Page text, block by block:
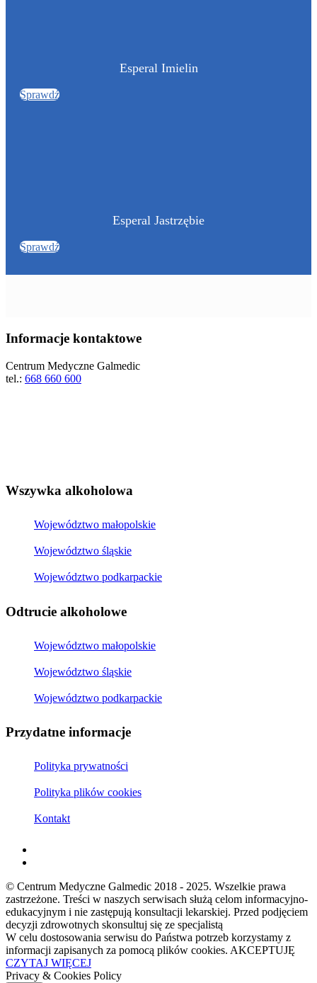
Esperal Imielin
Sprawdź
Esperal Jastrzębie
Sprawdź
Informacje kontaktowe
Centrum Medyczne Galmedic
tel.: 668 660 600
Wszywka alkoholowa
Województwo małopolskie
Województwo śląskie
Województwo podkarpackie
Odtrucie alkoholowe
Województwo małopolskie
Województwo śląskie
Województwo podkarpackie
Przydatne informacje
Polityka prywatności
Polityka plików cookies
Kontakt
© Centrum Medyczne Galmedic 2018 - 2025. Wszelkie prawa
zastrzeżone. Treści w naszych serwisach służą celom informacyjno-
edukacyjnym i nie zastępują konsultacji lekarskiej. Przed podjęciem
decyzji zdrowotnych skonsultuj się ze specjalistą
W celu dostosowania serwisu do Państwa potrzeb korzystamy z
informacji zapisanych za pomocą plików cookies. AKCEPTUJĘ
CZYTAJ WIĘCEJ
Privacy & Cookies Policy